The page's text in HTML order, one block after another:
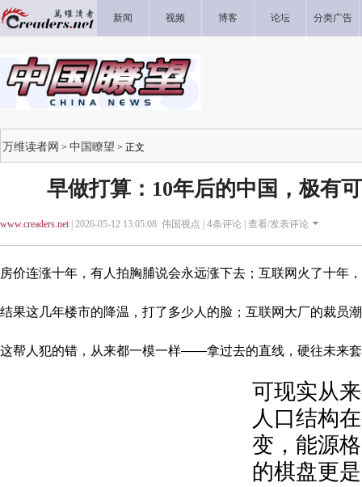
新闻 视频 博客 论坛 分类广告
万维读者网 > 中国瞭望 > 正文
早做打算：10年后的中国，极有
www.creaders.net| 2026-05-12 13:05:08 伟国视点 | 4条评论 | 查看/发表评论
房价连涨十年，有人拍胸脯说会永远涨下去；互联网火了十年
结果这几年楼市的降温，打了多少人的脸；互联网大厂的裁员
这帮人犯的错，从来都一模一样——拿过去的直线，硬往未来
可现实从
人口结构
变，能源
的棋盘更